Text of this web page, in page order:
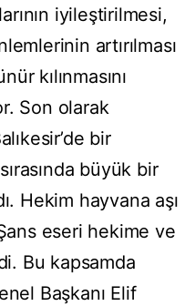
iyileştirilmesi,
artırılması
kılınmasını
Son olarak
bir
büyük bir
Hekim hayvana aşı
eseri hekime ve
Bu kapsamda
Başkanı Elif